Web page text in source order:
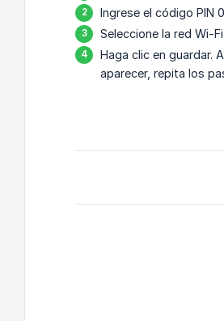
Ingrese el código PIN
Seleccione la red Wi-
Haga clic en guardar.
aparecer, repita los